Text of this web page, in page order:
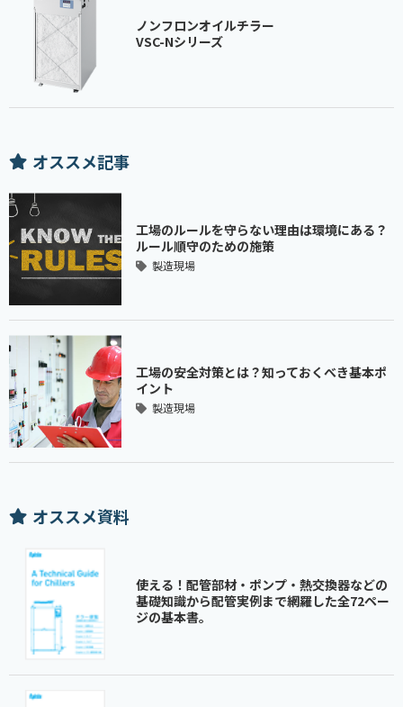
ノンフロンオイルチラー
VSC-Nシリーズ
オススメ記事
工場のルールを守らない理由は環境にある？
ルール順守のための施策
製造現場
工場の安全対策とは？知っておくべき基本ポ
イント
製造現場
オススメ資料
使える！配管部材・ポンプ・熱交換器などの
基礎知識から配管実例まで網羅した全72ペー
ジの基本書。